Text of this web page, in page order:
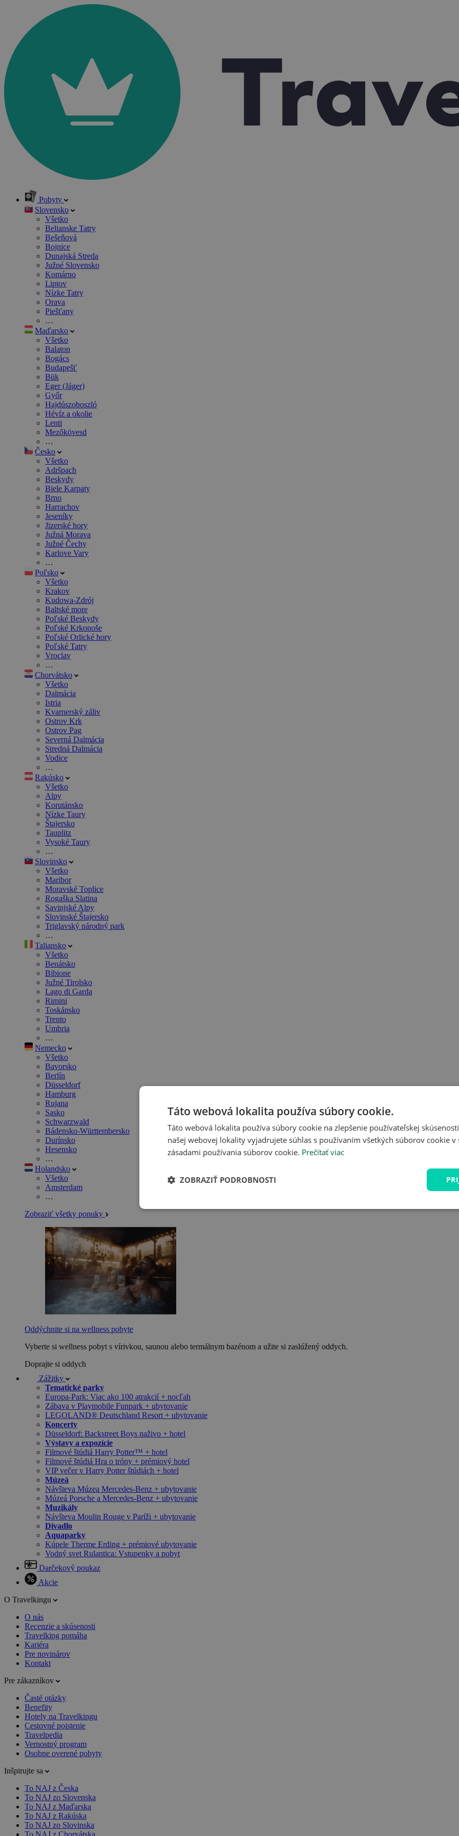
Pobyty
Slovensko
Všetko
Belianske Tatry
Bešeňová
Bojnice
Dunajská Streda
Južné Slovensko
Komárno
Liptov
Nízke Tatry
Orava
Piešťany
…
Maďarsko
Všetko
Balaton
Bogács
Budapešť
Bük
Eger (Jáger)
Győr
Hajdúszoboszló
Hévíz a okolie
Lenti
Mezőkövesd
…
Česko
Všetko
Adršpach
Beskydy
Biele Karpaty
Brno
Harrachov
Jeseníky
Jizerské hory
Južná Morava
Južné Čechy
Karlove Vary
…
Poľsko
Všetko
Krakov
Kudowa-Zdrój
Baltské more
Poľské Beskydy
Poľské Krkonoše
Poľské Orlické hory
Poľské Tatry
Vroclav
…
Chorvátsko
Všetko
Dalmácia
Istria
Kvarnerský záliv
Ostrov Krk
Ostrov Pag
Severná Dalmácia
Stredná Dalmácia
Vodice
…
Rakúsko
Všetko
Alpy
Korutánsko
Nízke Taury
Štajersko
Tauplitz
Vysoké Taury
…
Slovinsko
Všetko
Maribor
Moravské Toplice
Rogaška Slatina
Savinjské Alpy
Slovinské Štajersko
Triglavský národný park
…
Taliansko
Všetko
Benátsko
Bibione
Južné Tirolsko
Lago di Garda
Rimini
Toskánsko
Trento
Umbria
…
Nemecko
Všetko
Bavorsko
Berlín
Düsseldorf
Hamburg
Rujana
Sasko
Schwarzwald
Bádensko-Württembersko
Durínsko
Hesensko
…
Holandsko
Všetko
Amsterdam
…
Zobraziť všetky ponuky
Oddýchnite si na wellness pobyte
Vyberte si wellness pobyt s vírivkou, saunou alebo termálnym bazénom a užite si zaslúžený oddych.
Doprajte si oddych
Zážitky
Tematické parky
Europa-Park: Viac ako 100 atrakcií + nocľah
Zábava v Playmobile Funpark + ubytovanie
LEGOLAND® Deutschland Resort + ubytovanie
Koncerty
Düsseldorf: Backstreet Boys naživo + hotel
Výstavy a expozície
Filmové štúdiá Harry Potter™ + hotel
Filmové štúdiá Hra o tróny + prémiový hotel
VIP večer v Harry Potter štúdiách + hotel
Múzeá
Návšteva Múzea Mercedes-Benz + ubytovanie
Múzeá Porsche a Mercedes-Benz + ubytovanie
Muzikály
Návšteva Moulin Rouge v Paríži + ubytovanie
Divadlo
Aquaparky
Kúpele Therme Erding + prémiové ubytovanie
Vodný svet Rulantica: Vstupenky a pobyt
Darčekový poukaz
Akcie
O Travelkingu
O nás
Recenzie a skúsenosti
Travelking pomáha
Kariéra
Pre novinárov
Kontakt
Pre zákazníkov
Časté otázky
Benefity
Hotely na Travelkingu
Cestovné poistenie
Travelpedia
Vernostný program
Osobne overené pobyty
Inšpirujte sa
To NAJ z Česka
To NAJ zo Slovenska
To NAJ z Maďarska
To NAJ z Rakúska
To NAJ zo Slovinska
To NAJ z Chorvátska
Táto webová lokalita používa súbory cookie.
Táto webová lokalita používa súbory cookie na zlepšenie používateľskej
našej webovej lokality vyjadrujete súhlas s používaním všetkých súborov cookie v
zásadami používania súborov cookie. Prečítať viac
ZOBRAZIŤ PODROBNOSTI